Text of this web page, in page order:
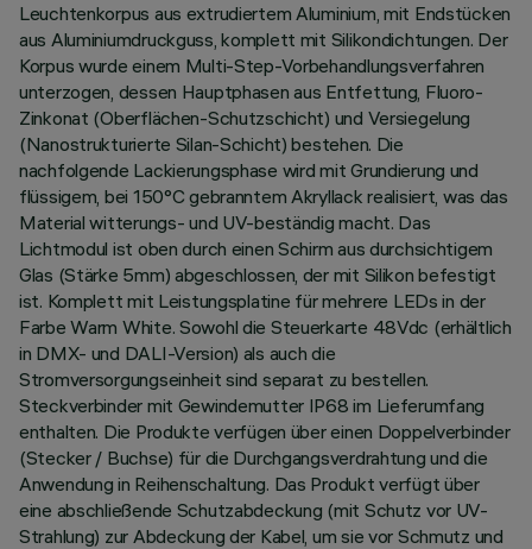
Leuchtenkorpus aus extrudiertem Aluminium, mit Endstücken
aus Aluminiumdruckguss, komplett mit Silikondichtungen. Der
Korpus wurde einem Multi-Step-Vorbehandlungsverfahren
unterzogen, dessen Hauptphasen aus Entfettung, Fluoro-
Zinkonat (Oberflächen-Schutzschicht) und Versiegelung
(Nanostrukturierte Silan-Schicht) bestehen. Die
nachfolgende Lackierungsphase wird mit Grundierung und
flüssigem, bei 150°C gebranntem Akryllack realisiert, was das
Material witterungs- und UV-beständig macht. Das
Lichtmodul ist oben durch einen Schirm aus durchsichtigem
Glas (Stärke 5mm) abgeschlossen, der mit Silikon befestigt
ist. Komplett mit Leistungsplatine für mehrere LEDs in der
Farbe Warm White. Sowohl die Steuerkarte 48Vdc (erhältlich
in DMX- und DALI-Version) als auch die
Stromversorgungseinheit sind separat zu bestellen.
Steckverbinder mit Gewindemutter IP68 im Lieferumfang
enthalten. Die Produkte verfügen über einen Doppelverbinder
(Stecker / Buchse) für die Durchgangsverdrahtung und die
Anwendung in Reihenschaltung. Das Produkt verfügt über
eine abschließende Schutzabdeckung (mit Schutz vor UV-
Strahlung) zur Abdeckung der Kabel, um sie vor Schmutz und